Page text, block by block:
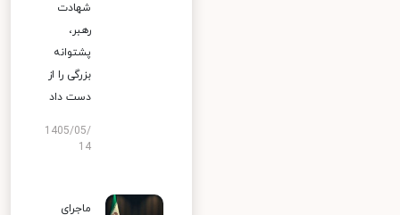
شهادت
رهبر،
پشتوانه
بزرگی را از
دست داد
1405/05/
14
ماجرای